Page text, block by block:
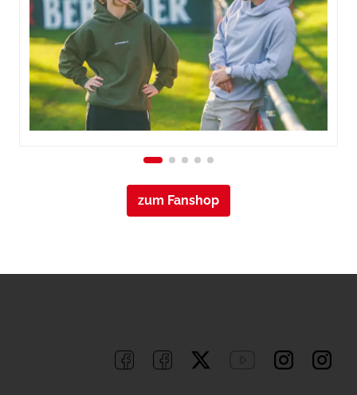
zum Fanshop